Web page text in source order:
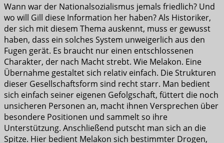
Wann war der Nationalsozialismus jemals friedlich? Und
wo will Gill diese Information her haben? Als Historiker,
der sich mit diesem Thema auskennt, muss er gewusst
haben, dass ein solches System unweigerlich aus den
Fugen gerät. Es braucht nur einen entschlossenen
Charakter, der nach Macht strebt. Wie Melakon. Eine
Übernahme gestaltet sich relativ einfach. Die Strukturen
dieser Gesellschaftsform sind recht starr. Man bedient
sich einfach seiner eigenen Gefolgschaft, füttert die noch
unsicheren Personen an, macht ihnen Versprechen über
besondere Positionen und sammelt so ihre
Unterstützung. Anschließend putscht man sich an die
Spitze. Hier bedient Melakon sich bestimmter Drogen,